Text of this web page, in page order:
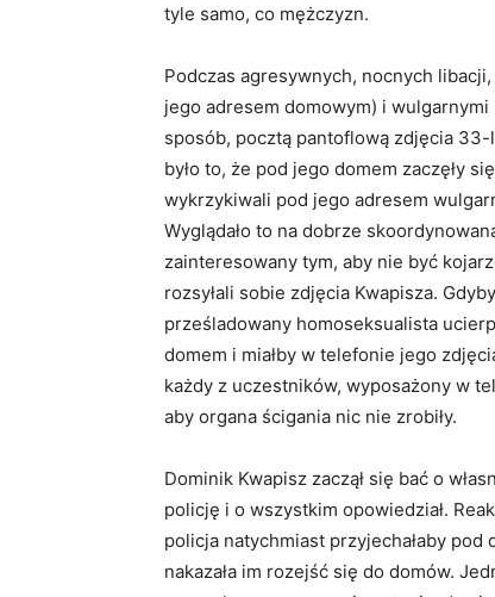
tyle samo, co mężczyzn.
Podczas agresywnych, nocnych
jego adresem domowym) i wulgarnymi
sposób, pocztą pantoflową zdjęcia 33-
było to, że pod jego domem zaczęły
wykrzykiwali pod jego adresem
Wyglądało to na dobrze
zainteresowany tym, aby nie być
rozsyłali sobie zdjęcia Kwapisza.
prześladowany homoseksualista
domem i miałby w telefonie jego
każdy z uczestników, wyposażony w
aby organa ścigania nic nie zrobiły.
Dominik Kwapisz zaczął się bać o
policję i o wszystkim opowiedział.
policja natychmiast przyjechałaby
nakazała im rozejść się do domów.